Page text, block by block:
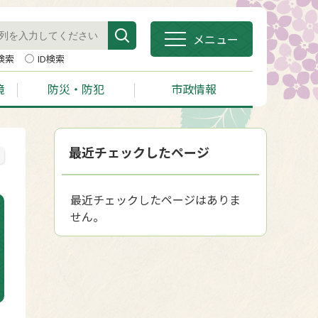
索 ID検索
メニュー
防災・防犯 市政情報
最近チェックしたページ
最近チェックしたページはありま
せん。